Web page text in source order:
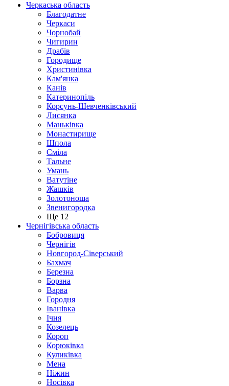
Черкаська область
Благодатне
Черкаси
Чорнобай
Чигирин
Драбів
Городище
Христинівка
Кам'янка
Канів
Катеринопіль
Корсунь-Шевченківський
Лисянка
Маньківка
Монастирище
Шпола
Сміла
Тальне
Умань
Ватутіне
Жашків
Золотоноша
Звенигородка
Ще 12
Чернігівська область
Бобровиця
Чернігів
Новгород-Сіверський
Бахмач
Березна
Борзна
Варва
Городня
Іванівка
Ічня
Козелець
Короп
Корюківка
Куликівка
Мена
Ніжин
Носівка